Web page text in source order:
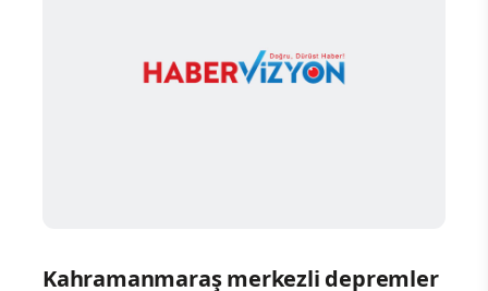
Kahramanmaraş merkezli depremler